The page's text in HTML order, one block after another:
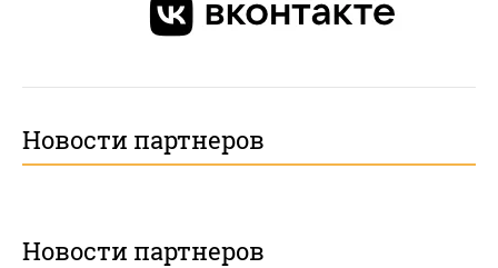
Новости партнеров
Новости партнеров